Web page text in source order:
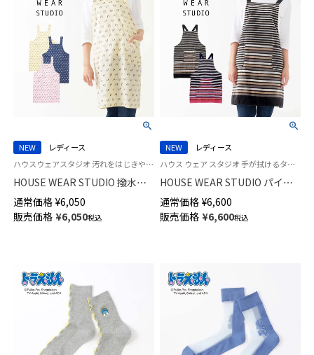
NEW
レディース
ハウスウェアスタジオ 汚れをはじきやすくお手入れ簡単！撥水加工エプロン レディース
HOUSE WEAR STUDIO 撥水加
工 綿100％ 40サテン シマシマ
ネコドット H型 ゆったり着れて
疲れにくい エプロン 70373001
通常価格 ¥6,050
販売価格 ¥6,050税込
NEW
レディース
ハウス ウェア スタジオ 手が拭けるタオル地エプロン HWS 後ろクロス X型
HOUSE WEAR STUDIO パイル
地 タオルエプロン サムカラー
ボーダー 綿100％ 後結び ロング
70371998
通常価格 ¥6,600
販売価格 ¥6,600税込